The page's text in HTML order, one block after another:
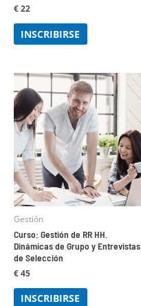
€22
INSCRIBIRSE
Gestión
Curso: Gestión de RR HH.
Dinámicas de Grupo y Entrevistas
de Selección
€45
INSCRIBIRSE